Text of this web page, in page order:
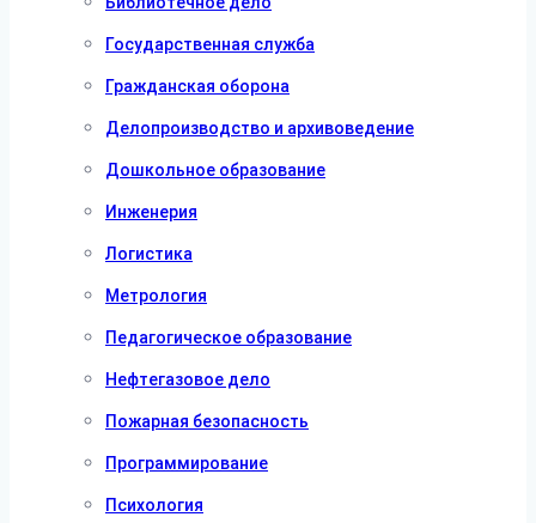
Государственная служба
Гражданская оборона
Делопроизводство и архивоведение
Дошкольное образование
Инженерия
Логистика
Метрология
Педагогическое образование
Нефтегазовое дело
Пожарная безопасность
Программирование
Психология